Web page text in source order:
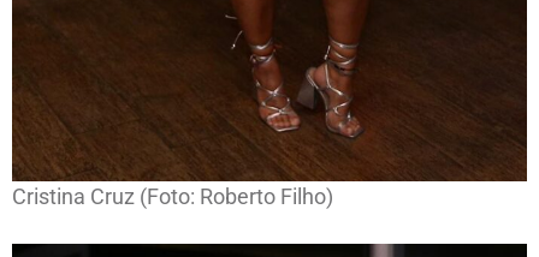
Cristina Cruz (Foto: Roberto Filho)